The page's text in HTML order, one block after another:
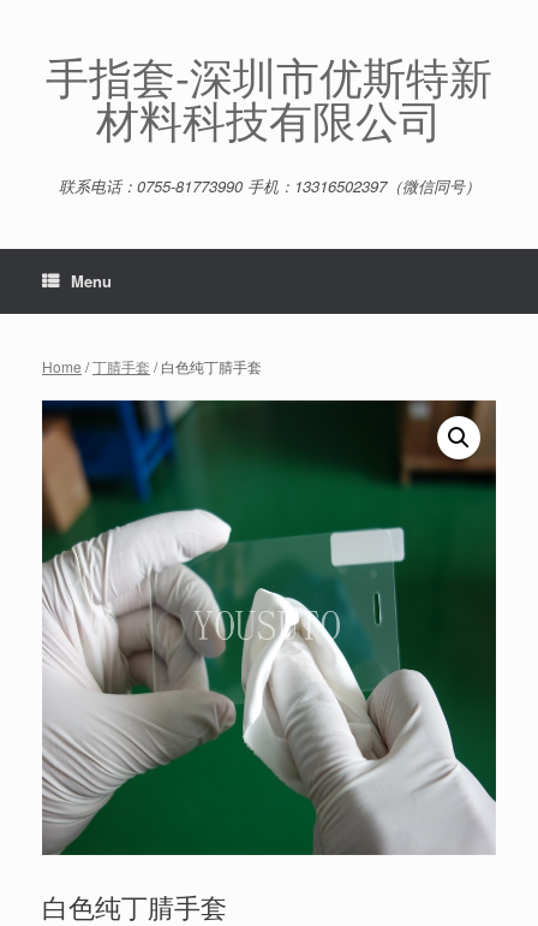
content手指套-深圳市优斯特新
材料科技有限公司
联系电话：0755-81773990 手机：13316502397（微信同号）
Menu
Home /丁腈手套 / 白色纯丁腈手套
白色纯丁腈手套